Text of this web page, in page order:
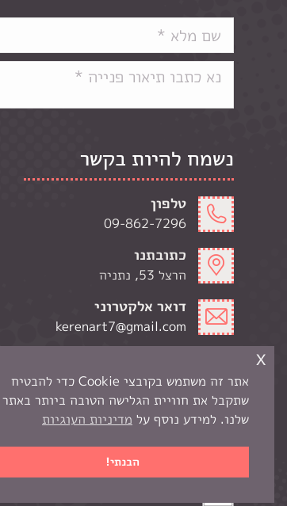
נשמח להיות בקשר
טלפון
09-862-7296
כתובתנו
הרצל 53, נתניה
דואר אלקטרוני
kerenart7@gmail.com
ימי א-ה' 9:00-19:00
ימי ו 9:00-13:00
חנות
אתר זה משתמש בקובצי Cookie כדי להבטיח
שתקבל את חוויית הגלישה הטובה ביותר באתר
שלנו. למידע נוסף על מדיניות העוגיות
הבנתי!
x